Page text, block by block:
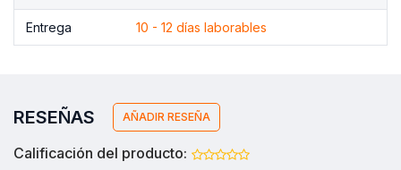
Entrega 10 - 12 días laborables
RESEÑAS AÑADIR RESEÑA
Calificación del producto: